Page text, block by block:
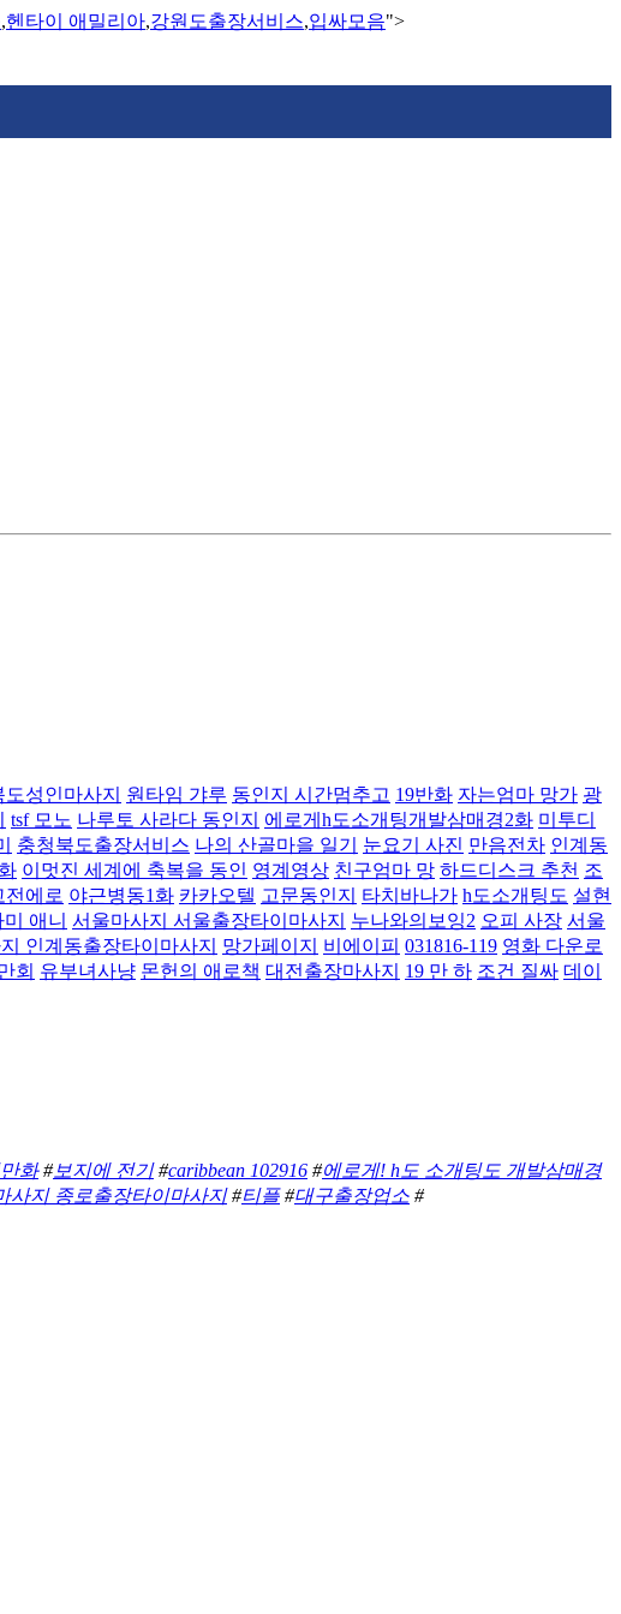
,헨타이 애밀리아,강원도출장서비스,입싸모음">
도성인마사지 원타임 갸루 동인지 시간멈추고 19반화 자는엄마 망가 광
tsf 모노 나루토 사라다 동인지 에로게h도소개팅개발삼매경2화 미투디
충청북도출장서비스 나의 산골마을 일기 눈요기 사진 만음전차 인계동
이멋진 세계에 축복을 동인 영계영상 친구엄마 망 하드디스크 추천 조
전에로 야근병동1화 카카오텔 고문동인지 타치바나가 h도소개팅도 설현
애니 서울마사지 서울출장타이마사지 누나와의보잉2 오피 사장 서울
인계동출장타이마사지 망가페이지 비에이피 031816-119 영화 다운로
회 유부녀사냥 몬헌의 애로책 대전출장마사지 19 만 하 조건 질싸 데이
화#보지에 전기#caribbean 102916 #에로게! h도 소개팅도 개발삼매경
사지 종로출장타이마사지#티플#대구출장업소 #